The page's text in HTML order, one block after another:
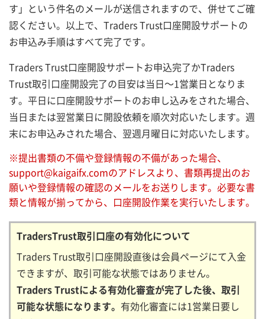
す」という件名のメールが送信されますので、併せてご確
認ください。以上で、Traders Trust口座開設サポートの
お申込み手順はすべて完了です。
Traders Trust口座開設サポートお申込完了かTraders
Trust取引口座開設完了の目安は当日～1営業日となりま
す。平日に口座開設サポートのお申し込みをされた場合、
当日または翌営業日に開設依頼を順次対応いたします。週
末にお申込みされた場合、翌週月曜日に対応いたします。
※提出書類の不備や登録情報の不備があった場合、
support@kaigaifx.comのアドレスより、書類再提出のお
願いや登録情報の確認のメールをお送りします。必要な書
類と情報が揃ってから、口座開設作業を実行いたします。
TradersTrust取引口座の有効化について
Traders Trust取引口座開設直後は会員ページにて入金
できますが、取引可能な状態ではありません。
Traders Trustによる有効化審査が完了した後、取引
可能な状態になります。 有効化審査には1営業日要し